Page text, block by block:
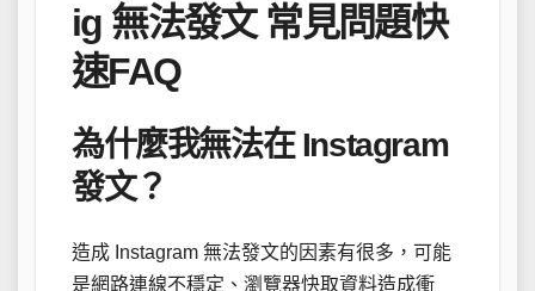
ig 無法發文 常見問題快
速FAQ
為什麼我無法在 Instagram
發文？
造成 Instagram 無法發文的因素有很多，可能
是網路連線不穩定、瀏覽器快取資料造成衝